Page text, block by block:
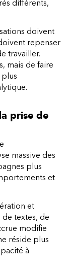
différents,
doivent
repenser
travailler.
mais de faire
prise de
massive des
plus
et
et
de textes, de
modifie
réside plus
à